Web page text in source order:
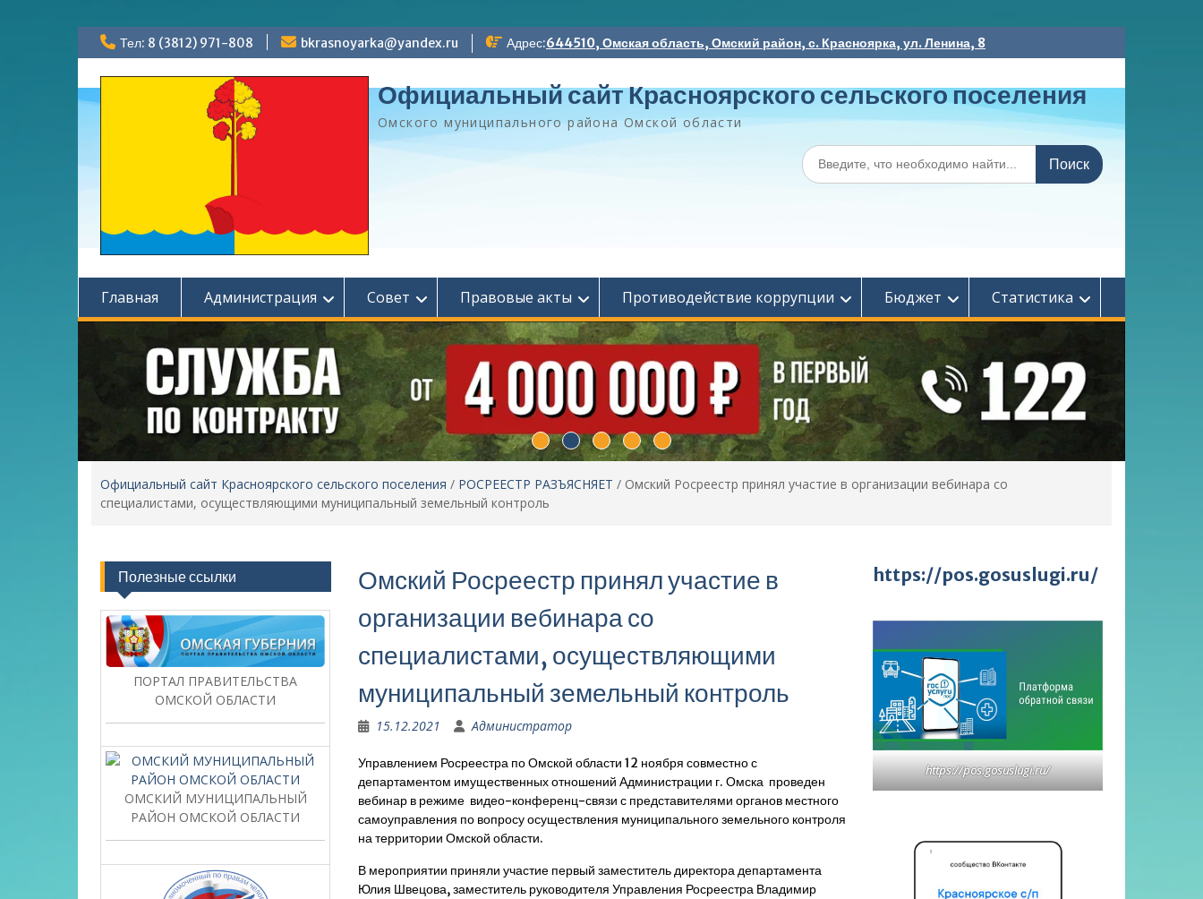
Перейти
к
содержимому
Тел: 8 (3812) 971-808 bkrasnoyarka@yandex.ru Адрес:644510, Омская область, Омский район, с. Красноярка, ул. Ленина, 8
Официальный сайт Красноярского сельского поселения
Омского муниципального района Омской области
Поиск
по:
Главная Администрация Совет Правовые акты Противодействие коррупции Бюджет Статистика
Официальный сайт Красноярского сельского поселения / РОСРЕЕСТР РАЗЪЯСНЯЕТ / Омский Росреестр принял участие в организации вебинара со
специалистами, осуществляющими муниципальный земельный контроль
Омский Росреестр принял участие в
организации вебинара со
специалистами, осуществляющими
муниципальный земельный контроль
15.12.2021 Администратор
Управлением Росреестра по Омской области 12 ноября совместно с
департаментом имущественных отношений Администрации г. Омска проведен
вебинар в режиме видео-конференц-связи с представителями органов местного
самоуправления по вопросу осуществления муниципального земельного контроля
на территории Омской области.
В мероприятии приняли участие первый заместитель директора департамента
Юлия Швецова, заместитель руководителя Управления Росреестра Владимир
https://pos.gosuslugi.ru/
https://pos.gosuslugi.ru/
Полезные ссылки
ПОРТАЛ ПРАВИТЕЛЬСТВА
ОМСКОЙ ОБЛАСТИ
ОМСКИЙ МУНИЦИПАЛЬНЫЙ
РАЙОН ОМСКОЙ ОБЛАСТИ